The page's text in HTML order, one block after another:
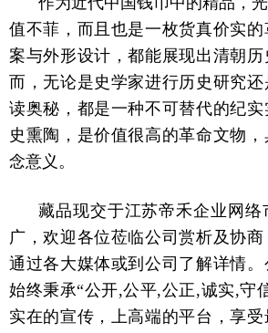
值不菲，而且也是一枚货真价实的
案与外形设计，都能展现出清朝历
而，无论是史学家进行历史研究
读奥秘，都是一种不可替代的纪
史熏陶，是价值很高的革命文物
念意义。
藏品现交于江苏帝禾企业网络
广，欢迎各位莅临公司赏析及协
通过各大媒体或到公司了解详情。
始终秉承“公开,公平,公正,诚实,守
实在的宣传，上高端的平台，享受